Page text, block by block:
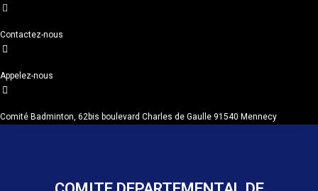
Contactez-nous
Appelez-nous
Comité Badminton, 62bis boulevard Charles de Gaulle 91540 Mennecy